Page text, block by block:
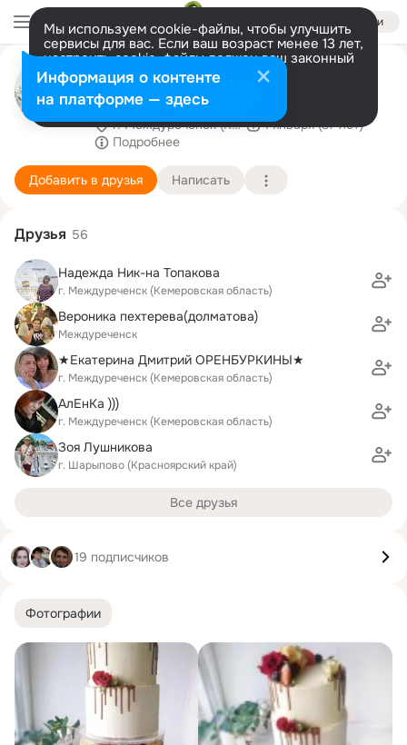
Войти
Мы используем cookie-файлы, чтобы улучшить
сервисы для вас. Если ваш возраст менее 13 лет,
настроить cookie-файлы должен ваш законный
представитель. Больше информации
Разрешить все Настроить
Торты на заказ в
Междуреченске
г. Междуреченск (Кемеровская область)
1 января (37 лет)
Подробнее
Добавить в друзья Написать
Фотографии
Друзья 56
Надежда Ник-на Топакова
г. Междуреченск (Кемеровская область)
Вероника пехтерева(долматова)
Междуреченск
★Екатерина Дмитрий ОРЕНБУРКИНЫ★
г. Междуреченск (Кемеровская область)
АлЕнКа )))
г. Междуреченск (Кемеровская область)
Зоя Лушникова
г. Шарыпово (Красноярский край)
Все друзья
19 подписчиков
Информация о контенте
на платформе — здесь